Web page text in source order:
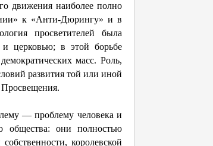
движения наиболее полно
к «Анти-Дюрингу» и в
просветителей была
и церковью; в этой борьбе
масс. Роль,
развития той или иной
Просвещения.
— проблему человека и
общества: они полностью
королевской